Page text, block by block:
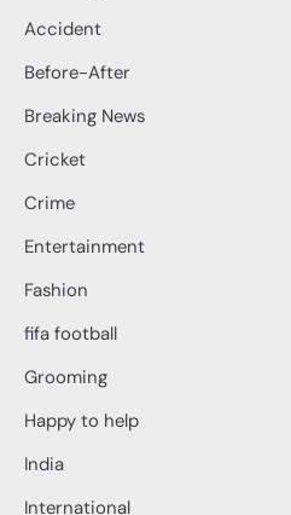
Accident
Before-After
Breaking News
Cricket
Crime
Entertainment
Fashion
fifa football
Grooming
Happy to help
India
International